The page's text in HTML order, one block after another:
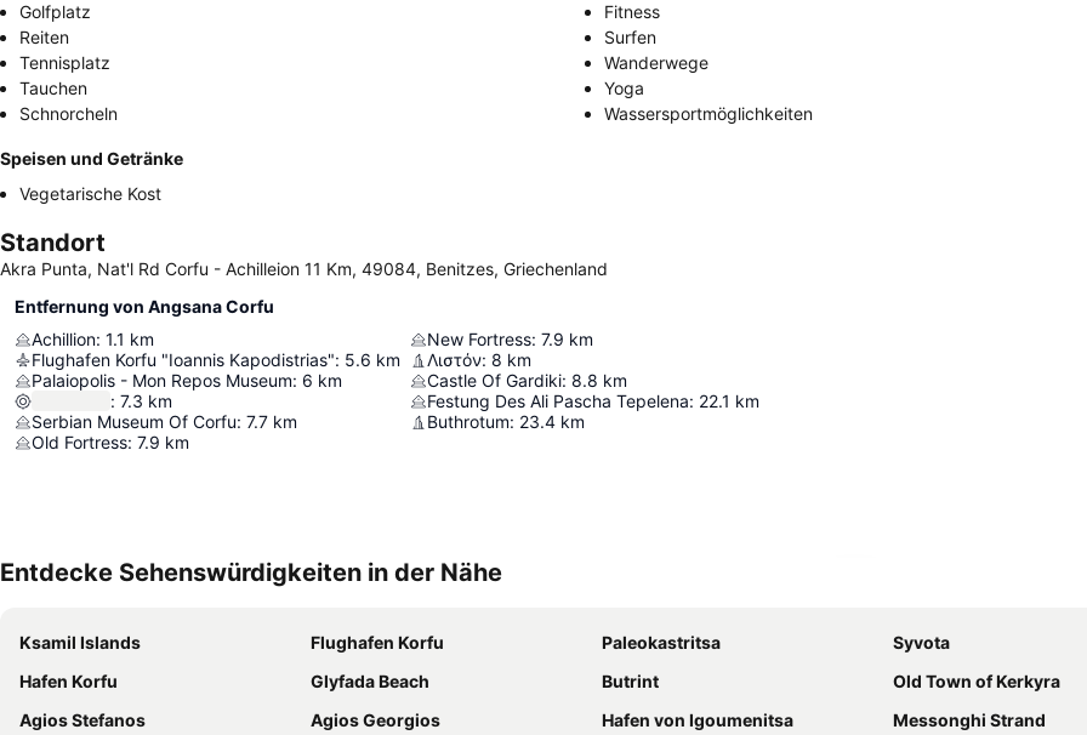
Golfplatz
Fitness
Reiten
Surfen
Tennisplatz
Wanderwege
Tauchen
Yoga
Schnorcheln
Wassersportmöglichkeiten
Speisen und Getränke
Vegetarische Kost
Standort
Akra Punta, Nat'l Rd Corfu - Achilleion 11 Km, 49084, Benitzes, Griechenland
Entfernung von Angsana Corfu
Achillion: 1.1 km
Flughafen Korfu "Ioannis Kapodistrias": 5.6 km
Palaiopolis - Mon Repos Museum: 6 km
: 7.3 km
Serbian Museum Of Corfu: 7.7 km
Old Fortress: 7.9 km
New Fortress: 7.9 km
Λιστόν: 8 km
Castle Of Gardiki: 8.8 km
Festung Des Ali Pascha Tepelena: 22.1 km
Buthrotum: 23.4 km
Entdecke Sehenswürdigkeiten in der Nähe
Ksamil Islands Flughafen Korfu Paleokastritsa
Syvota
Hafen Korfu
Glyfada Beach Butrint
Old Town of Kerkyra
Agios Stefanos
Agios Georgios Hafen von Igoumenitsa Messonghi Strand